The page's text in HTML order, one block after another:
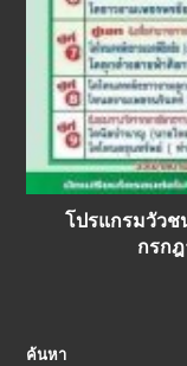
โปรแกรมวัว
กรก
ค้นหา